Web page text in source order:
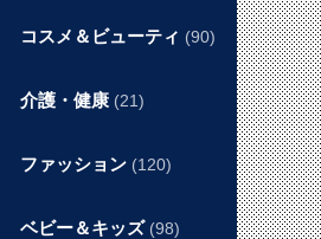
コスメ＆ビューティ (90)
介護・健康 (21)
ファッション (120)
ベビー＆キッズ (98)